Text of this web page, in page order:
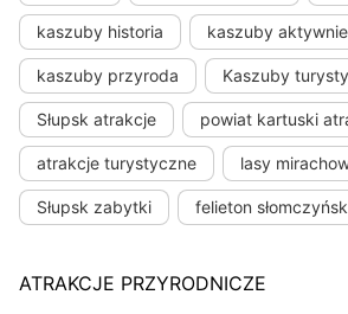
kaszuby historia kaszuby aktywnie
kaszuby przyroda Kaszuby
Słupsk atrakcje powiat kartuski
atrakcje turystyczne lasy
Słupsk zabytki felieton
ATRAKCJE PRZYRODNICZE